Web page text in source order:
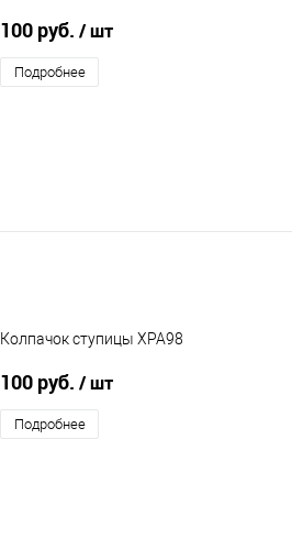
100 руб. / шт
Подробнее
Колпачок ступицы XPA98
100 руб. / шт
Подробнее